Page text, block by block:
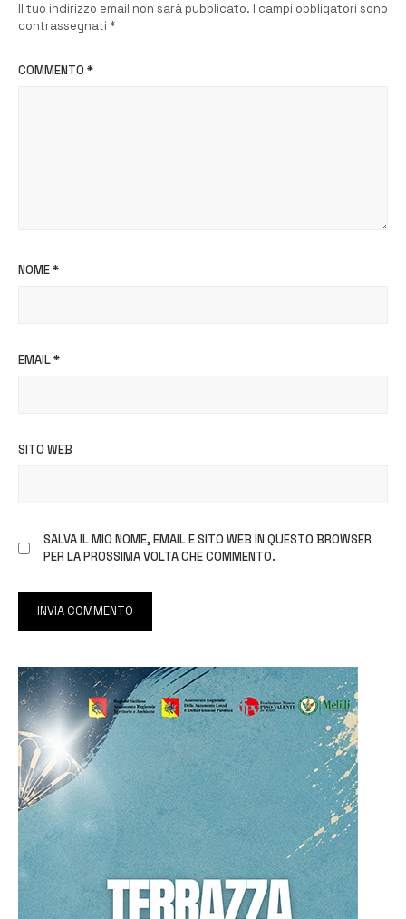
Il tuo indirizzo email non sarà pubblicato. I campi obbligatori sono
contrassegnati *
COMMENTO *
NOME*
EMAIL*
SITO WEB
SALVA IL MIO NOME, EMAIL E SITO WEB IN QUESTO BROWSER
PER LA PROSSIMA VOLTA CHE COMMENTO.